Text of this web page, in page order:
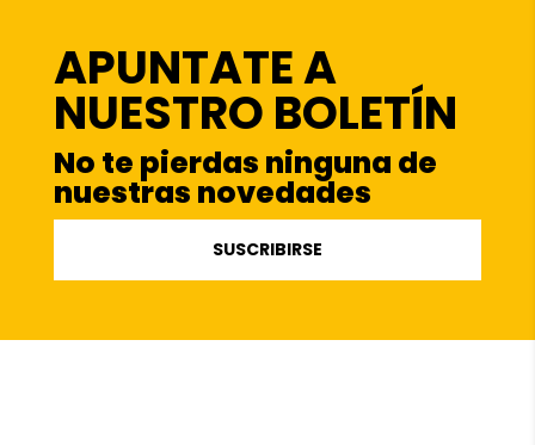
APUNTATE A
NUESTRO BOLETÍN
No te pierdas ninguna de
nuestras novedades
SUSCRIBIRSE